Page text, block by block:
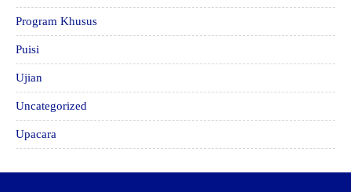
Program Khusus
Puisi
Ujian
Uncategorized
Upacara